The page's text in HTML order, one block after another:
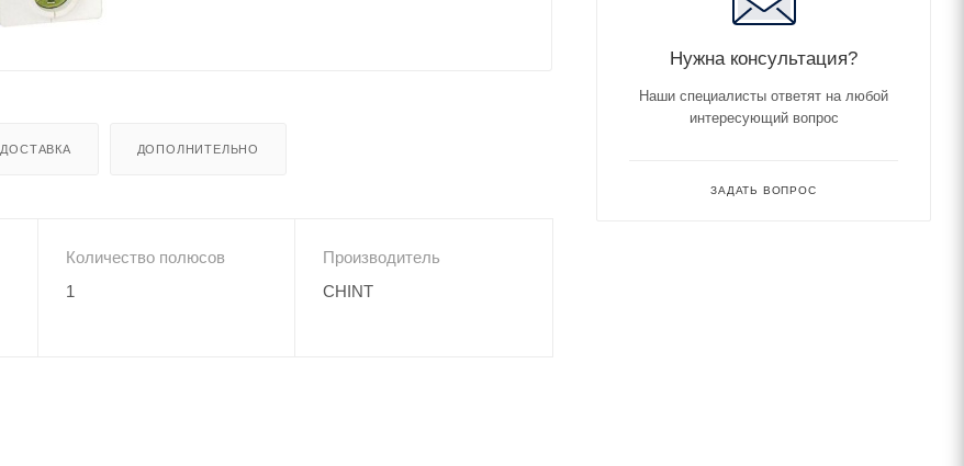
ДОСТАВКА ДОПОЛНИТЕЛЬНО
Количество полюсов
1
Производитель
CHINT
Нужна консультация?
Наши специалисты ответят на любой
интересующий вопрос
ЗАДАТЬ ВОПРОС